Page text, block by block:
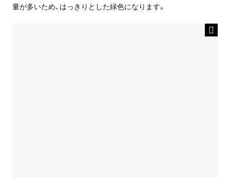
量が多いため、はっきりとした緑色になります。